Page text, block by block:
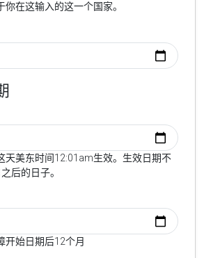
你在这输入的这一个国家。
天美东时间12:01am生效。生效日期不
后的日子。
开始日期后12个月